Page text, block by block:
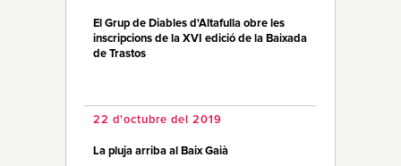
El Grup de Diables d'Altafulla obre les
inscripcions de la XVI edició de la Baixada
de Trastos
22 d'octubre del 2019
La pluja arriba al Baix Gaià